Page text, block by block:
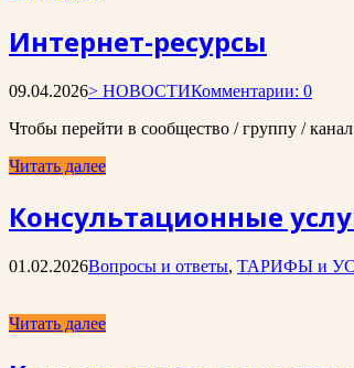
Интернет-ресурсы
09.04.2026> НОВОСТИКомментарии: 0
Чтобы перейти в сообщество / группу /
Читать далее
Консультационные
01.02.2026Вопросы и ответы, ТАРИФЫ и
Читать далее